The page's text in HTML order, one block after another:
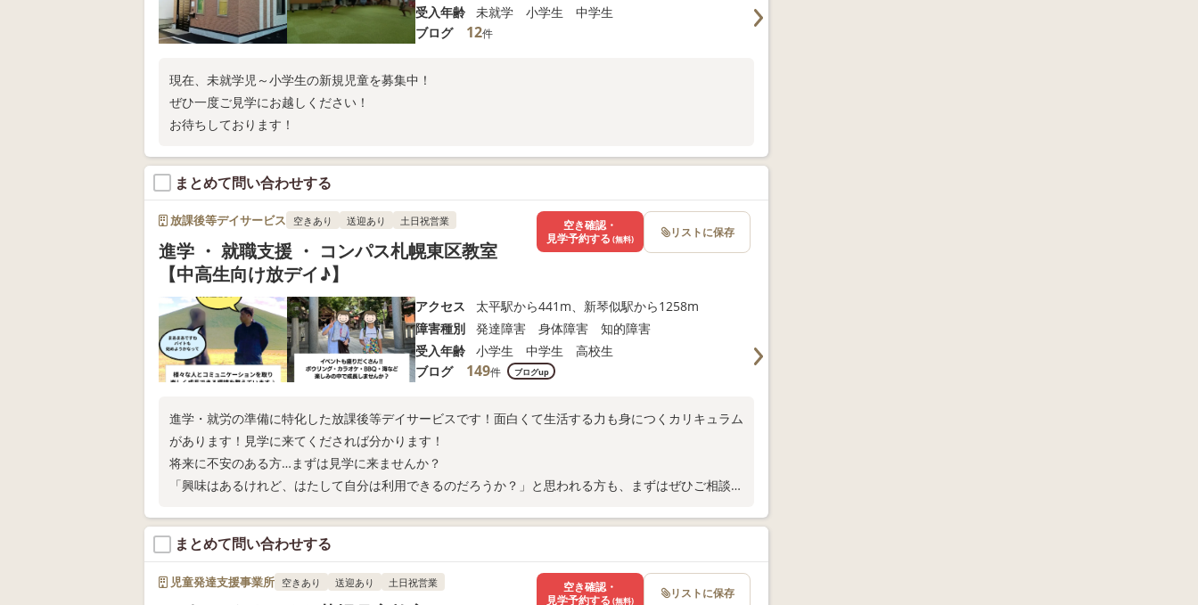
受入年齢
未就学 小学生 中学生
ブログ
12件
現在、未就学児～小学生の新規児童を募集中！
ぜひ一度ご見学にお越しください！
お待ちしております！
まとめて問い合わせする
放課後等デイサービス 空きあり 送迎あり 土日祝営業
進学 ・ 就職支援 ・ コンパス札幌東区教室
【中高生向け放デイ♪】
アクセス
太平駅から441m、新琴似駅から1258m
障害種別
発達障害 身体障害 知的障害
受入年齢
小学生 中学生 高校生
ブログ
149件 ブログup
進学・就労の準備に特化した放課後等デイサービスです！面白くて生活する力も身につくカリキュラム
があります！見学に来てくだされば分かります！
将来に不安のある方…まずは見学に来ませんか？
「興味はあるけれど、はたして自分は利用できるのだろうか？」と思われる方も、まずはぜひご相談下
空き確認・
見学予約する (無料) リストに保存
まとめて問い合わせする
児童発達支援事業所 空きあり 送迎あり 土日祝営業
空き確認・
見学予約する (無料) リストに保存